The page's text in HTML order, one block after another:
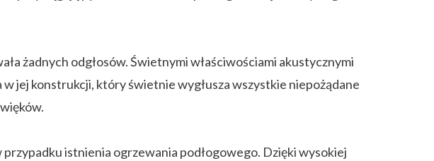
żadnych odgłosów. Świetnymi właściwościami akustycznymi
jej konstrukcji, który świetnie wygłusza wszystkie niepożądane
istnienia ogrzewania podłogowego. Dzięki wysokiej